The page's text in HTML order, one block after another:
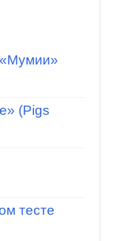
«Мумии»
(Pigs
тесте